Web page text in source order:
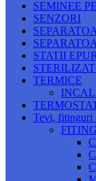
SEMINEE
SENZORI
STATII
TERMICE
Tevi, fitinguri